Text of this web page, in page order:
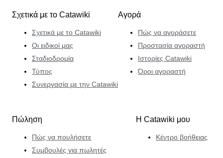
Σχετικά με το Catawiki
Σχετικά με το Catawiki
Οι ειδικοί μας
Σταδιοδρομία
Τύπος
Συνεργασία με την Catawiki
Αγορά
Πώς να αγοράσετε
Προστασία αγοραστή
Ιστορίες Catawiki
Όροι αγοραστή
Πώληση
Πώς να πουλήσετε
Συμβουλές για πωλητές
Η Catawiki μου
Κέντρο βοήθειας